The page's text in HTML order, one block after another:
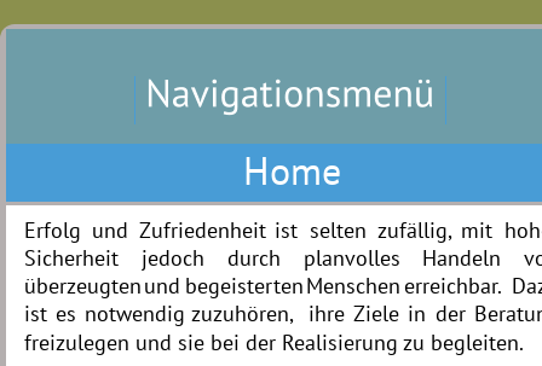
Home
Erfolg und Zufriedenheit ist selten zufällig, mit
Sicherheit
jedoch durch planvolles Handeln
überzeugtenund begeistertenMenschenerreichbar.
ist es notwendig zuzuhören, ihre Ziele in der
freizulegen und sie bei der Realisierung zu begleiten.